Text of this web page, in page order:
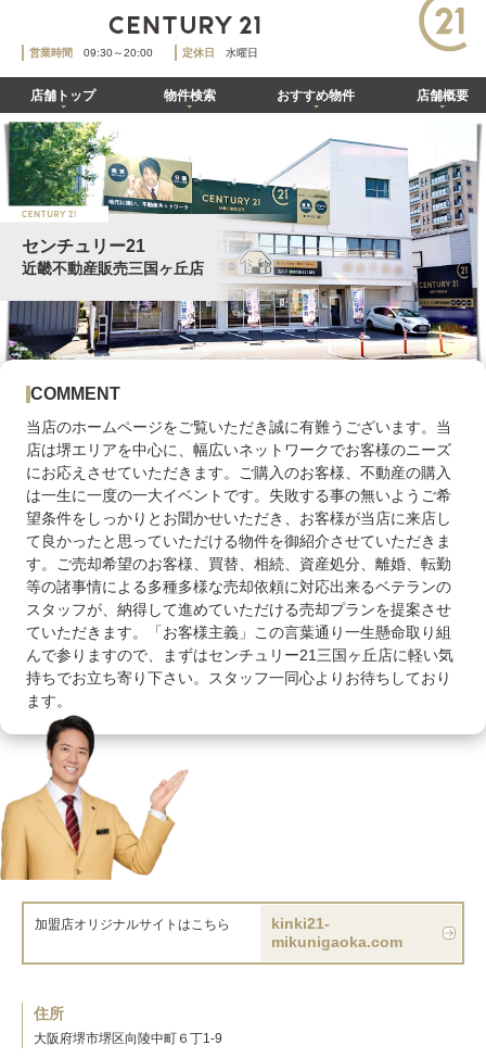
営業時間 09:30～20:00 定休日 水曜日
店舗トップ 物件検索 おすすめ物件 店舗概要
センチュリー21
近畿不動産販売三国ヶ丘店
COMMENT
当店のホームページをご覧いただき誠に有難うございます。当
店は堺エリアを中心に、幅広いネットワークでお客様のニーズ
にお応えさせていただきます。ご購入のお客様、不動産の購入
は一生に一度の一大イベントです。失敗する事の無いようご希
望条件をしっかりとお聞かせいただき、お客様が当店に来店し
て良かったと思っていただける物件を御紹介させていただきま
す。ご売却希望のお客様、買替、相続、資産処分、離婚、転勤
等の諸事情による多種多様な売却依頼に対応出来るベテランの
スタッフが、納得して進めていただける売却プランを提案させ
ていただきます。「お客様主義」この言葉通り一生懸命取り組
んで参りますので、まずはセンチュリー21三国ヶ丘店に軽い気
持ちでお立ち寄り下さい。スタッフ一同心よりお待ちしており
ます。
加盟店オリジナルサイトはこちら
kinki21-
mikunigaoka.com
住所
大阪府堺市堺区向陵中町６丁1-9